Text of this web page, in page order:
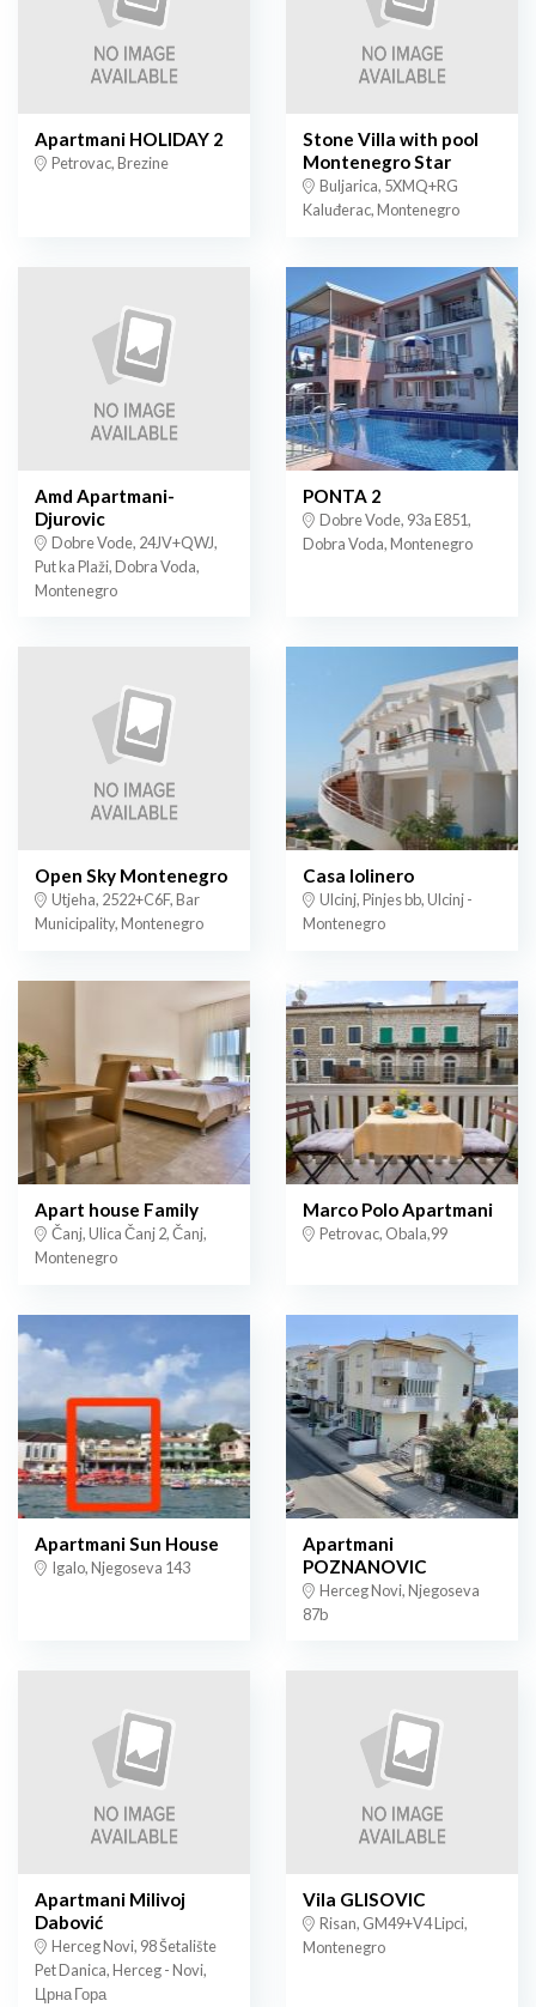
Apartmani HOLIDAY 2
Petrovac, Brezine
Stone Villa with pool
Montenegro Star
Buljarica, 5XMQ+RG
Kaluđerac, Montenegro
Amd Apartmani-
Djurovic
Dobre Vode, 24JV+QWJ,
Put ka Plaži, Dobra Voda,
Montenegro
PONTA 2
Dobre Vode, 93a E851,
Dobra Voda, Montenegro
Open Sky Montenegro
Utjeha, 2522+C6F, Bar
Municipality, Montenegro
Casa lolinero
Ulcinj, Pinjes bb, Ulcinj -
Montenegro
Apart house Family
Čanj, Ulica Čanj 2, Čanj,
Montenegro
Marco Polo Apartmani
Petrovac, Obala,99
Apartmani Sun House
Igalo, Njegoseva 143
Apartmani
POZNANOVIC
Herceg Novi, Njegoseva
87b
Apartmani Milivoj
Dabović
Herceg Novi, 98 Šetalište
Pet Danica, Herceg - Novi,
Црна Гора
Vila GLISOVIC
Risan, GM49+V4 Lipci,
Montenegro